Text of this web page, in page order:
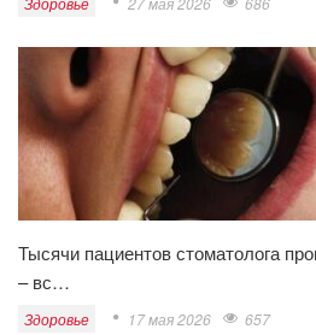
Тысячи пациентов стоматолога
– вс…
Здоровье 17 мая 2026 657